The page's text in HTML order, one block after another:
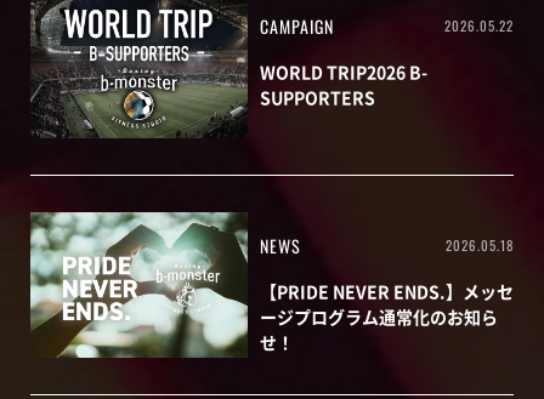
CAMPAIGN 2026.05.22
WORLD TRIP2026 B-
SUPPORTERS
NEWS 2026.05.18
【PRIDE NEVER ENDS.】メッセ
ージプログラム通常化のお知ら
せ！